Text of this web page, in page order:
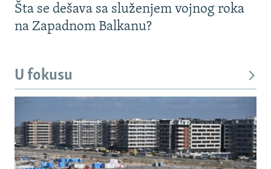
Šta se dešava sa služenjem vojnog roka
na Zapadnom Balkanu?
U fokusu